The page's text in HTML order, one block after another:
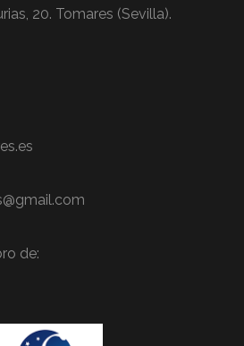
20. Tomares (Sevilla).
de: